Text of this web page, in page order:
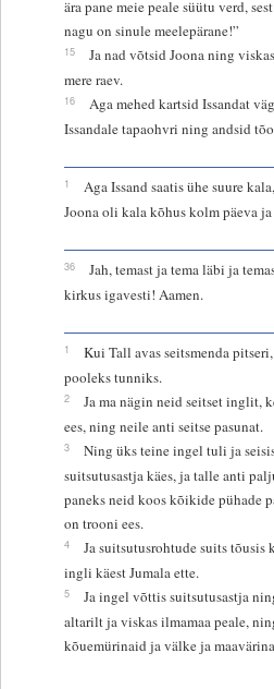
ära pane meie peale süütu verd,
nagu on sinule meelepärane!”
15
Ja nad võtsid Joona ning
mere raev.
16
Aga mehed kartsid Issandat
Issandale tapaohvri ning andsid
1
Aga Issand saatis ühe suure
Joona oli kala kõhus kolm päeva
36
Jah, temast ja tema läbi ja
kirkus igavesti! Aamen.
1
Kui Tall avas seitsmenda
pooleks tunniks.
2
Ja ma nägin neid seitset inglit,
ees, ning neile anti seitse pasunat.
3
Ning üks teine ingel tuli ja
suitsutusastja käes, ja talle anti
paneks neid koos kõikide pühade
on trooni ees.
4
Ja suitsutusrohtude suits tõusis
ingli käest Jumala ette.
5
Ja ingel võttis suitsutusastja
altarilt ja viskas ilmamaa peale,
kõuemürinaid ja välke ja